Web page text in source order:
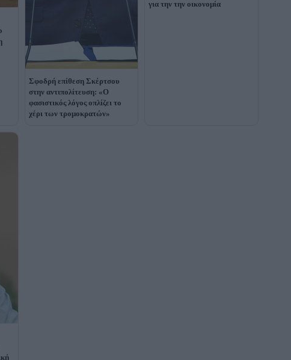
Σφοδρή επίθεση Σκέρτσου
στην αντιπολίτευση: «Ο
φασιστικός λόγος οπλίζει το
χέρι των τρομοκρατών»
για την την οικονομία